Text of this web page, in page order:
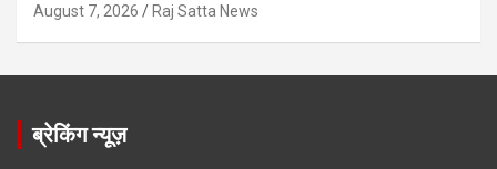
August 7, 2026 Raj Satta News
ब्रेकिंग न्यूज़